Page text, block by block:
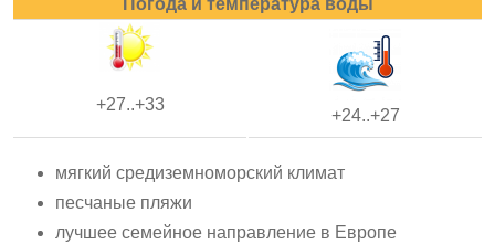
Погода и температура воды
+27..+33
+24..+27
мягкий средиземноморский климат
песчаные пляжи
лучшее семейное направление в Европе